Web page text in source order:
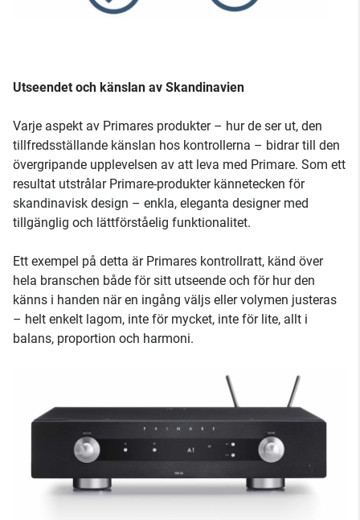
Utseendet och känslan av Skandinavien
Varje aspekt av Primares produkter – hur de ser ut, den
tillfredsställande känslan hos kontrollerna – bidrar till den
övergripande upplevelsen av att leva med Primare. Som ett
resultat utstrålar Primare-produkter kännetecken för
skandinavisk design – enkla, eleganta designer med
tillgänglig och lättförståelig funktionalitet.
Ett exempel på detta är Primares kontrollratt, känd över
hela branschen både för sitt utseende och för hur den
känns i handen när en ingång väljs eller volymen justeras
– helt enkelt lagom, inte för mycket, inte för lite, allt i
balans, proportion och harmoni.